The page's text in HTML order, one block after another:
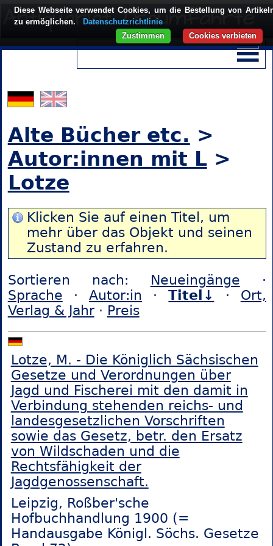
Alte Bücher etc. >
Autor:innen mit L>
Lotze
Klicken Sie auf einen Titel, um
mehr über das Objekt und seinen
Zustand zu erfahren.
Sortieren nach: Neueingänge ·
Sprache ·Autor:in ·Titel↓ · Ort,
Verlag & Jahr· Preis
Lotze, M. - Die Königlich Sächsischen
Gesetze und Verordnungen über
Jagd und Fischerei mit den damit in
Verbindung stehenden reichs- und
landesgesetzlichen Vorschriften
sowie das Gesetz, betr. den Ersatz
von Wildschaden und die
Rechtsfähigkeit der
Jagdgenossenschaft.
Leipzig, Roßber'sche
Hofbuchhandlung 1900 (=
Handausgabe Königl. Söchs. Gesetze
Diese Webseite verwendet Cookies, um die Bestellung von
zu ermöglichen.
Datenschutzrichtlinie
Cookies verbieten
Zustimmen